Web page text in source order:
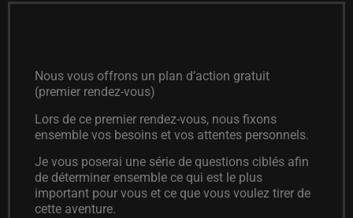
Nous vous offrons un plan d’action gratuit
(premier rendez-vous)
Lors de ce premier rendez-vous, nous fixons
ensemble vos besoins et vos attentes personnels.
Je vous poserai une série de questions ciblés afin
de déterminer ensemble ce qui est le plus
important pour vous et ce que vous voulez tirer de
cette aventure.